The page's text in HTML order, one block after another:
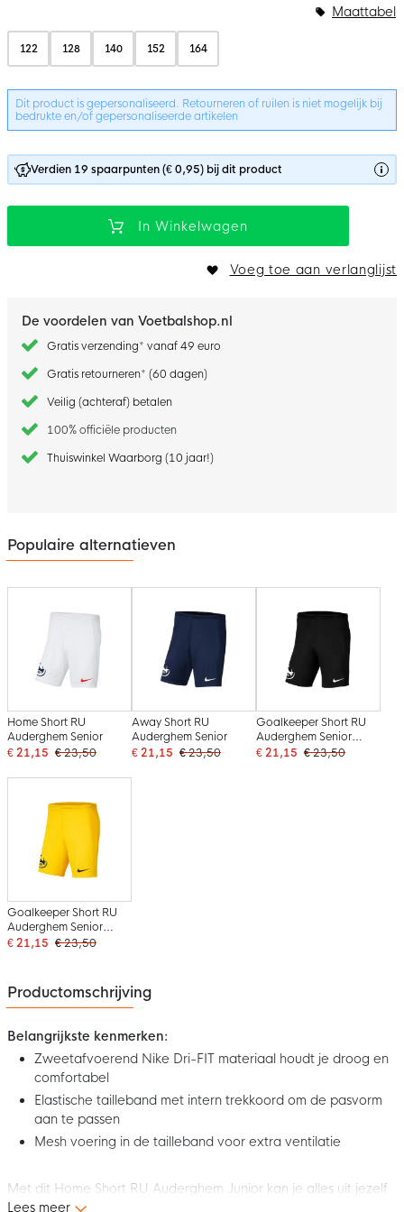
Maattabel
122 128 140 152 164
Dit product is gepersonaliseerd. Retourneren of ruilen is niet mogelijk bij
bedrukte en/of gepersonaliseerde artikelen
Verdien 19 spaarpunten (€ 0,95) bij dit product
In Winkelwagen
Voeg toe aan verlanglijst
De voordelen van Voetbalshop.nl
Gratis verzending* vanaf 49 euro
Gratis retourneren* (60 dagen)
Veilig (achteraf) betalen
100% officiële producten
Thuiswinkel Waarborg (10 jaar!)
Populaire alternatieven
Home Short RU
Auderghem Senior
€ 21,15 € 23,50
Away Short RU
Auderghem Senior
€ 21,15 € 23,50
Goalkeeper Short RU
Auderghem Senior
Black
€ 21,15 € 23,50
Goalkeeper Short RU
Auderghem Senior
Yellow
€ 21,15 € 23,50
Productomschrijving
Belangrijkste kenmerken:
Zweetafvoerend Nike Dri-FIT materiaal houdt je droog en
comfortabel
Elastische tailleband met intern trekkoord om de pasvorm
aan te passen
Mesh voering in de tailleband voor extra ventilatie
Met dit Home Short RU Auderghem Junior kan je alles uit jezelf
halen. Laat het beste van jezelf zien met dit Short RU
Lees meer